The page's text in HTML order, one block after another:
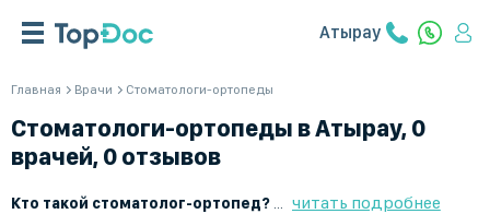
Атырау
Главная Врачи Стоматологи-ортопеды
Стоматологи-ортопеды в Атырау, 0
врачей, 0 отзывов
Стоматолог-ортопед — это
читать подробнее